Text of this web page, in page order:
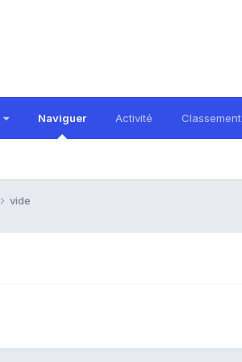
Naviguer Activité Classement
vide